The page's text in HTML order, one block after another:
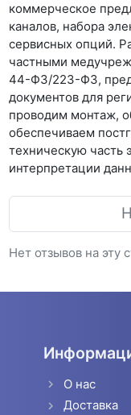
коммерческое
каналов, набора
сервисных опций.
частными
44-ФЗ/223-ФЗ,
документов для
проводим монтаж,
обеспечиваем
техническую часть
интерпретации
Нет отзывов на эту
О нас
Доставка